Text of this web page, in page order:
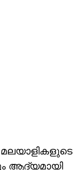
ആദ്യമായി